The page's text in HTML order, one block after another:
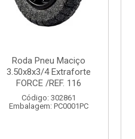
Roda Pneu Maciço
3.50x8x3/4 Extraforte
FORCE /REF. 116
Código: 302861
Embalagem: PC0001PC